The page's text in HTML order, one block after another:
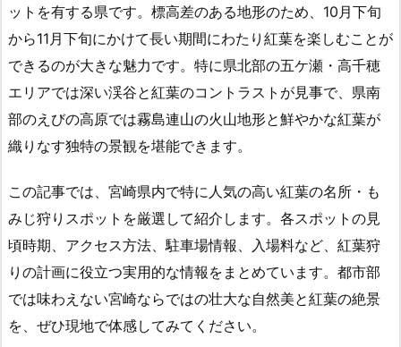
ットを有する県です。標高差のある地形のため、10月下旬
から11月下旬にかけて長い期間にわたり紅葉を楽しむことが
できるのが大きな魅力です。特に県北部の五ケ瀬・高千穂
エリアでは深い渓谷と紅葉のコントラストが見事で、県南
部のえびの高原では霧島連山の火山地形と鮮やかな紅葉が
織りなす独特の景観を堪能できます。
この記事では、宮崎県内で特に人気の高い紅葉の名所・も
みじ狩りスポットを厳選して紹介します。各スポットの見
頃時期、アクセス方法、駐車場情報、入場料など、紅葉狩
りの計画に役立つ実用的な情報をまとめています。都市部
では味わえない宮崎ならではの壮大な自然美と紅葉の絶景
を、ぜひ現地で体感してみてください。